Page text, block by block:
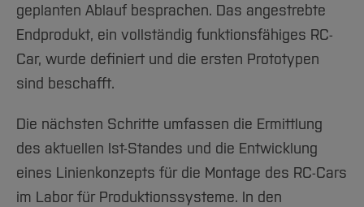
geplanten Ablauf besprachen. Das angestrebte
Endprodukt, ein vollständig funktionsfähiges RC-
Car, wurde definiert und die ersten Prototypen
sind beschafft.
Die nächsten Schritte umfassen die Ermittlung
des aktuellen Ist-Standes und die Entwicklung
eines Linienkonzepts für die Montage des RC-Cars
im Labor für Produktionssysteme. In den